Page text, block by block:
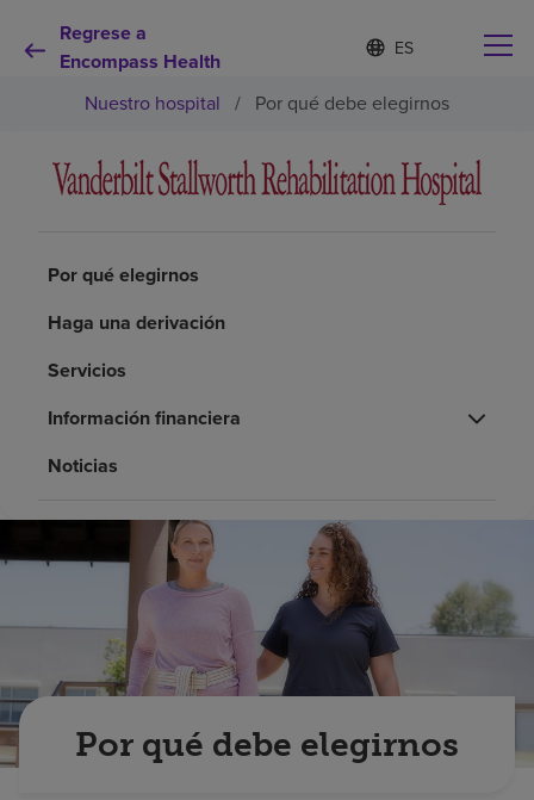
Regrese a
Encompass Health
Lista
de
idiomas
contraída
d
o
s
e
Servicios de rehabilitación
Recursos de salud
Acerca de nosotros
Buscar un centro
Inversores
Empleos
Pagar mi factura
Nuestro hospital / Por qué debe elegirnos
Por qué elegirnos
Haga una derivación
Servicios
Información financiera
Noticias
Por qué debe elegirnos